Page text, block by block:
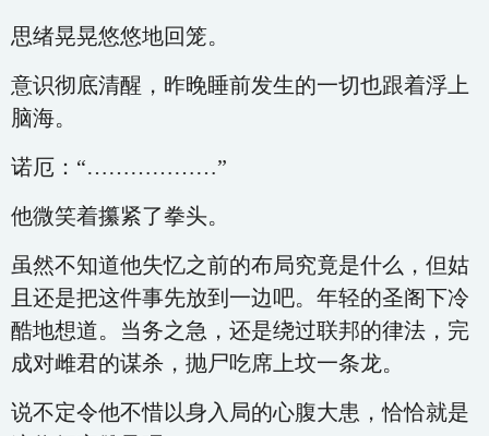
思绪晃晃悠悠地回笼。
意识彻底清醒，昨晚睡前发生的一切也跟着浮上
脑海。
诺厄：“………………”
他微笑着攥紧了拳头。
虽然不知道他失忆之前的布局究竟是什么，但姑
且还是把这件事先放到一边吧。年轻的圣阁下冷
酷地想道。当务之急，还是绕过联邦的律法，完
成对雌君的谋杀，抛尸吃席上坟一条龙。
说不定令他不惜以身入局的心腹大患，恰恰就是